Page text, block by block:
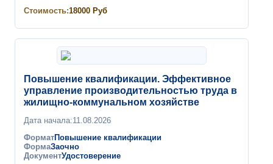
Стоимость:18000 Руб
Повышение квалификации. Эффективное
управление производительностью труда в
жилищно-коммунальном хозяйстве
Дата начала:11.08.2026
ФорматПовышение квалификации
ФормаЗаочно
ДокументУдостоверение